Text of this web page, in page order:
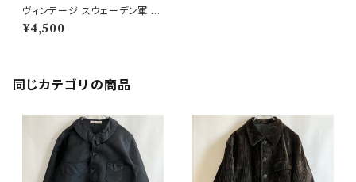
ヴィンテージ スウェーデン軍 M
59 ライナージャケット ボアライ
ナー ユーロミリタリー
¥4,500
同じカテゴリの商品